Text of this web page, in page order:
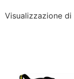
Visualizzazione